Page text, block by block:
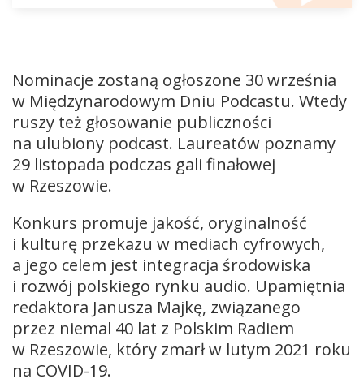
Nominacje zostaną ogłoszone 30 września
w Międzynarodowym Dniu Podcastu. Wtedy
ruszy też głosowanie publiczności
na ulubiony podcast. Laureatów poznamy
29 listopada podczas gali finałowej
w Rzeszowie.
Konkurs promuje jakość, oryginalność
i kulturę przekazu w mediach cyfrowych,
a jego celem jest integracja środowiska
i rozwój polskiego rynku audio. Upamiętnia
redaktora Janusza Majkę, związanego
przez niemal 40 lat z Polskim Radiem
w Rzeszowie, który zmarł w lutym 2021 roku
na COVID-19.